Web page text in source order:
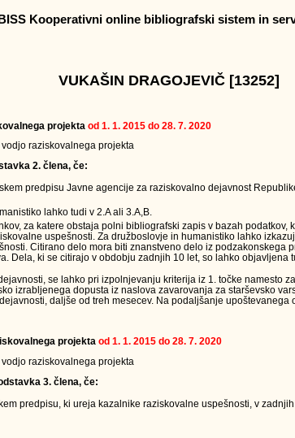
Kooperativni online bibliografski sistem in
VUKAŠIN DRAGOJEVIČ [13252]
projekta od 1. 1. 2015 do 28. 7. 2020
raziskovalnega projekta
2. člena, če:
predpisu Javne agencije za raziskovalno dejavnost
lahko tudi v 2.A ali 3.A,B.
za katere obstaja polni bibliografski zapis v bazah podatkov,
uspešnosti. Za družboslovje in humanistiko lahko
Citirano delo mora biti znanstveno delo iz podzakonskega
Dela, ki se citirajo v obdobju zadnjih 10 let, so lahko objavljena
se lahko pri izpolnjevanju kriterija iz 1. točke namesto
izrabljenega dopusta iz naslova zavarovanja za starševsko
daljše od treh mesecev. Na podaljšanje
projekta od 1. 1. 2015 do 28. 7. 2020
raziskovalnega projekta
3. člena, če:
predpisu, ki ureja kazalnike raziskovalne uspešnosti, v zadnjih